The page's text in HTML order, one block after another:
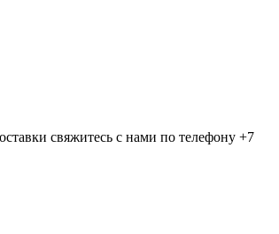
свяжитесь с нами по телефону +7